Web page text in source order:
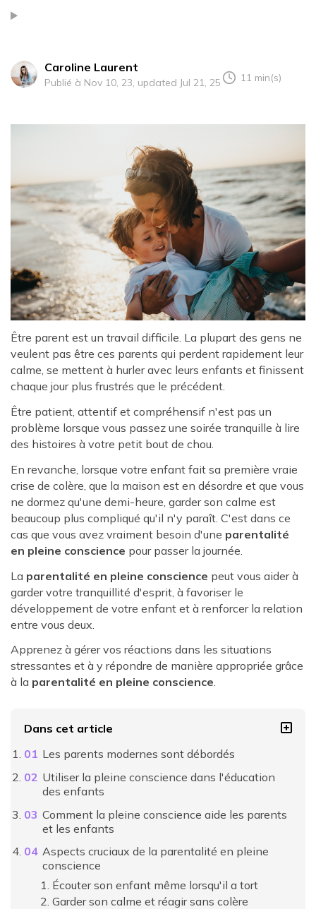
Caroline Laurent
Publié à Nov 10, 23, updated Jul 21, 25 11 min(s)
Être parent est un travail difficile. La plupart des gens ne
veulent pas être ces parents qui perdent rapidement leur
calme, se mettent à hurler avec leurs enfants et finissent
chaque jour plus frustrés que le précédent.
Être patient, attentif et compréhensif n'est pas un
problème lorsque vous passez une soirée tranquille à lire
des histoires à votre petit bout de chou.
En revanche, lorsque votre enfant fait sa première vraie
crise de colère, que la maison est en désordre et que vous
ne dormez qu'une demi-heure, garder son calme est
beaucoup plus compliqué qu'il n'y paraît. C'est dans ce
cas que vous avez vraiment besoin d'une parentalité
en pleine conscience pour passer la journée.
La parentalité en pleine conscience peut vous aider à
garder votre tranquillité d'esprit, à favoriser le
développement de votre enfant et à renforcer la relation
entre vous deux.
Apprenez à gérer vos réactions dans les situations
stressantes et à y répondre de manière appropriée grâce
à la parentalité en pleine conscience.
Dans cet article
Les parents modernes sont débordés
Utiliser la pleine conscience dans l'éducation
des enfants
Comment la pleine conscience aide les parents
et les enfants
Aspects cruciaux de la parentalité en pleine
conscience
Écouter son enfant même lorsqu'il a tort
Garder son calme et réagir sans colère